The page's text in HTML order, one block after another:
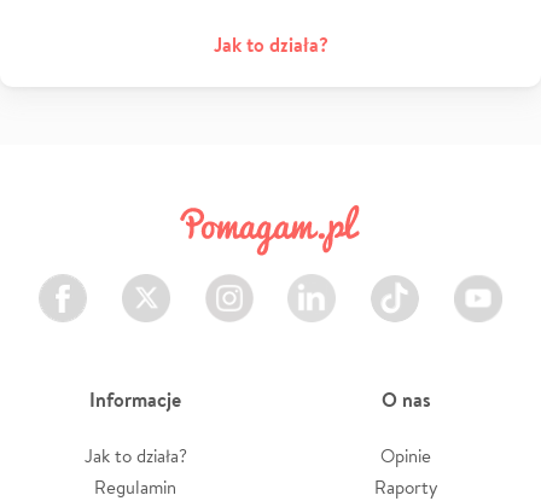
Jak to działa?
Facebook Twitter Instagram LinkedIn TikTok Youtube
Informacje
Jak to działa?
Regulamin
O nas
Opinie
Raporty